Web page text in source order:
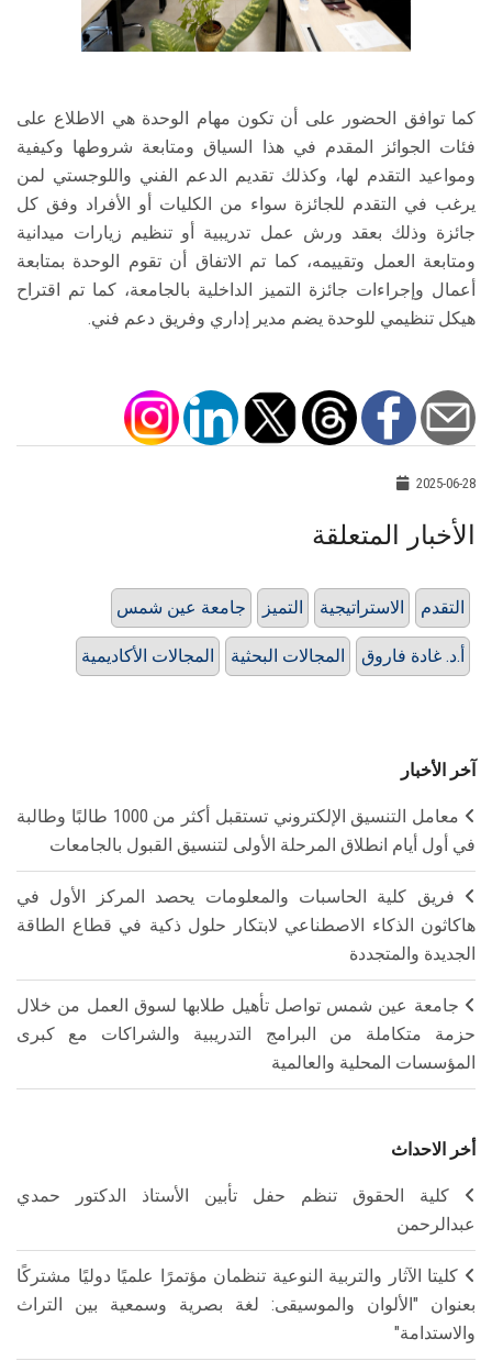
كما توافق الحضور على أن تكون مهام الوحدة هي الاطلاع على
فئات الجوائز المقدم في هذا السياق ومتابعة شروطها وكيفية
ومواعيد التقدم لها، وكذلك تقديم الدعم الفني واللوجستي لمن
يرغب في التقدم للجائزة سواء من الكليات أو الأفراد وفق كل
جائزة وذلك بعقد ورش عمل تدريبية أو تنظيم زيارات ميدانية
ومتابعة العمل وتقييمه، كما تم الاتفاق أن تقوم الوحدة بمتابعة
أعمال وإجراءات جائزة التميز الداخلية بالجامعة، كما تم اقتراح
هيكل تنظيمي للوحدة يضم مدير إداري وفريق دعم فني.
2025-06-28
الأخبار المتعلقة
جامعة عين شمس التميز الاستراتيجية التقدم
المجالات الأكاديمية المجالات البحثية أ.د. غادة فاروق
آخر الأخبار
معامل التنسيق الإلكتروني تستقبل أكثر من 1000 طالبًا وطالبة
في أول أيام انطلاق المرحلة الأولى لتنسيق القبول بالجامعات
فريق كلية الحاسبات والمعلومات يحصد المركز الأول في
هاكاثون الذكاء الاصطناعي لابتكار حلول ذكية في قطاع الطاقة
الجديدة والمتجددة
جامعة عين شمس تواصل تأهيل طلابها لسوق العمل من خلال
حزمة متكاملة من البرامج التدريبية والشراكات مع كبرى
المؤسسات المحلية والعالمية
أخر الاحداث
كلية الحقوق تنظم حفل تأبين الأستاذ الدكتور حمدي
عبدالرحمن
كليتا الآثار والتربية النوعية تنظمان مؤتمرًا علميًا دوليًا مشتركًا
بعنوان "الألوان والموسيقى: لغة بصرية وسمعية بين التراث
والاستدامة"